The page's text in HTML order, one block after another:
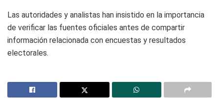
Las autoridades y analistas han insistido en la importancia
de verificar las fuentes oficiales antes de compartir
información relacionada con encuestas y resultados
electorales.